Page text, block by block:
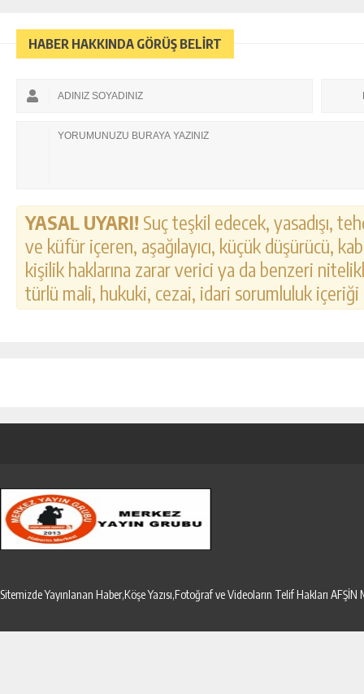
HABER HAKKINDA GÖRÜŞ BELİRT
YASAL UYARI! Suç teşkil edecek, yasadışı,
ve küfür içeren, aşağılayıcı, küçük düşürücü,
kişilik haklarına zarar verici ya da benzeri
türlü mali, hukuki, cezai, idari sorumluluk
Sitemizde Yayınlanan Haber,Köşe Yazısı,Fotoğraf ve Videoların Telif Hakları